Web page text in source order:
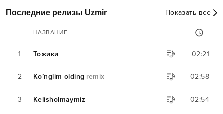
Последние релизы Uzmir Показать все
НАЗВАНИЕ
1 Тожики 02:21
2 Ko’nglim olding remix 02:58
3 Kelisholmaymiz 02:54